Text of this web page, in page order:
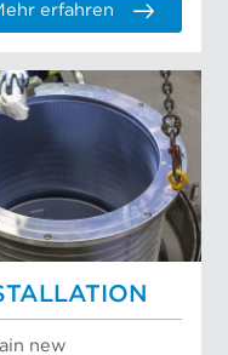
erfahren
new